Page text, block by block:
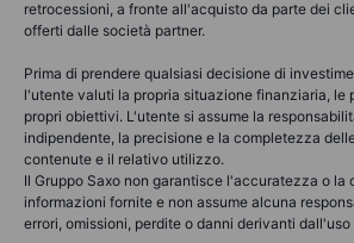
retrocessioni, a fronte all'acquisto da parte dei
offerti dalle società partner.
Prima di prendere qualsiasi decisione di
l'utente valuti la propria situazione finanziaria, le
propri obiettivi. L'utente si assume la
indipendente, la precisione e la completezza
contenute e il relativo utilizzo.
Il Gruppo Saxo non garantisce l'accuratezza o la
informazioni fornite e non assume alcuna
errori, omissioni, perdite o danni derivanti